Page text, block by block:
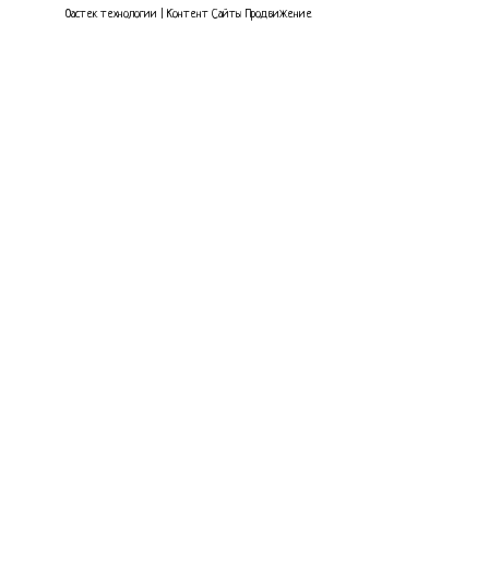
Оастек технологии | Контент Сайты Продвижение